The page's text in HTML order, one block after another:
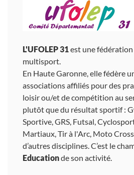
L'UFOLEP 31 est une
multisport.
En Haute Garonne, elle fédère
associations affiliés pour des
loisir ou/et de compétition au
plutôt que du résultat sportif :
Sportive, GRS, Futsal,
Martiaux, Tir à l'Arc, Moto
d’autres disciplines. C’est le
Educationde son activité.